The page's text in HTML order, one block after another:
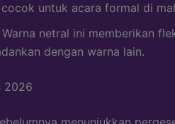
untuk acara formal di
Warna netral ini memberikan
dengan warna lain.
2026